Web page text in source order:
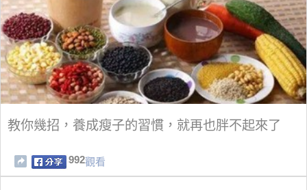
教你幾招，養成瘦子的習慣，就再也胖不起來了
992觀看